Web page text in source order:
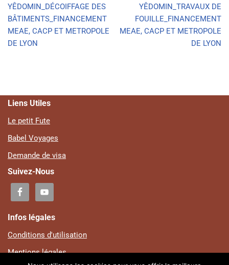
YÊDOMIN_DÉCOIFFAGE DES
BÂTIMENTS_FINANCEMENT
MEAE, CACP ET METROPOLE
DE LYON
YÊDOMIN_TRAVAUX DE
FOUILLE_FINANCEMENT
MEAE, CACP ET METROPOLE
DE LYON
Liens Utiles
Le petit Fute
Babel Voyages
Demande de visa
Suivez-Nous
Infos légales
Conditions d'utilisation
Mentions légales